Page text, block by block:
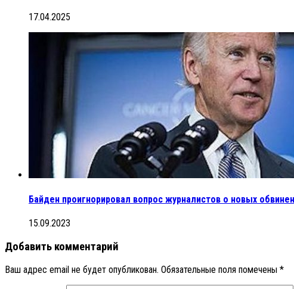
17.04.2025
Байден проигнорировал вопрос журналистов о новых
15.09.2023
Добавить комментарий
Ваш адрес email не будет опубликован. Обязательные поля помечены *